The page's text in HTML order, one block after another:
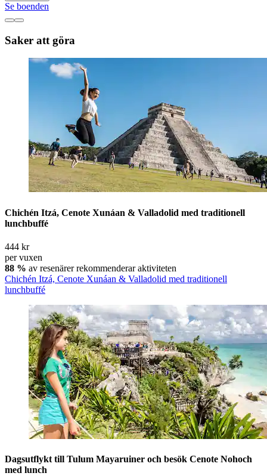
Se boenden
Saker att göra
Chichén Itzá, Cenote Xunáan & Valladolid med traditionell
lunchbuffé
444 kr
per vuxen
88 % av resenärer rekommenderar aktiviteten
Chichén Itzá, Cenote Xunáan & Valladolid med traditionell
lunchbuffé
Dagsutflykt till Tulum Mayaruiner och besök Cenote Nohoch
med lunch